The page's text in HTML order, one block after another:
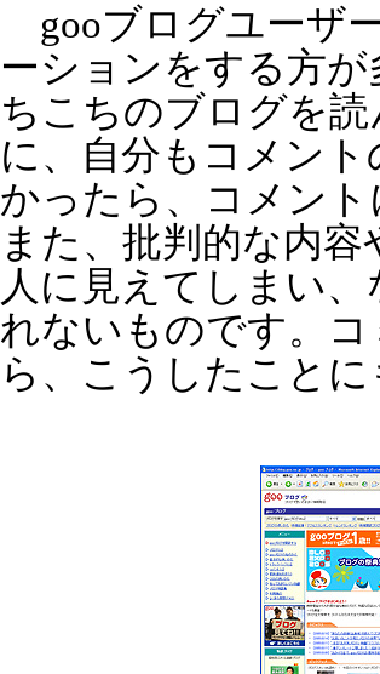
gooブログユーザ
ーションをする方
ちこちのブログを
に、自分もコメン
かったら、コメン
また、批判的な内
人に見えてしまい
れないものです。
ら、こうしたこと